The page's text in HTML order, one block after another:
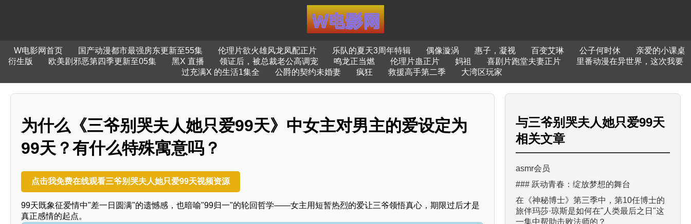
W电影网首页 国产动漫都市最强房东更新至55集 伦理片欲火雄风龙凤配正片 乐队的夏天3周年特辑 偶像漩涡 惠子，凝视 百变艾琳 公子何时休
亲爱的小课桌
衍生版
欧美剧邪恶第四季更新至05集 黑X 直播 领证后，被总裁老公高调宠 鸣龙正当燃 伦理片蛊正片 妈祖 喜剧片跑堂夫妻正片
里番动漫在异世界，这次我要
过充满X 的生活1集全
公爵的契约未婚妻 疯狂 救援高手第二季 大湾区玩家
为什么《三爷别哭夫人她只爱99天》中女主对男主的爱设定为
99天？有什么特殊寓意吗？
点击我免费在线观看三爷别哭夫人她只爱99天视频资源
99天既象征爱情中"差一日圆满"的遗憾感，也暗喻"99归一"的轮回哲学——女主用短暂热烈的爱让三爷领悟真心，期限过后才是
真正感情的起点。
与三爷别哭夫人她只爱99天
相关文章
asmr会员
### 跃动青春：绽放梦想的舞台
在《神秘博士》第三季中，第10任博士的
旅伴玛莎·琼斯是如何在"人类最后之日"这
一集中帮助击败法师的？